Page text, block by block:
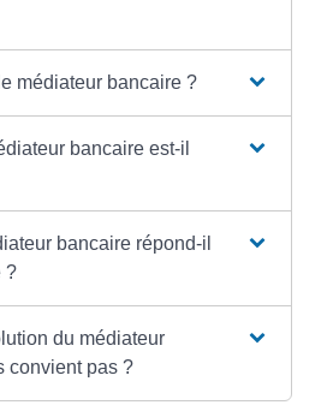
médiateur bancaire ?
bancaire est-il
bancaire répond-il
?
du médiateur
convient pas ?